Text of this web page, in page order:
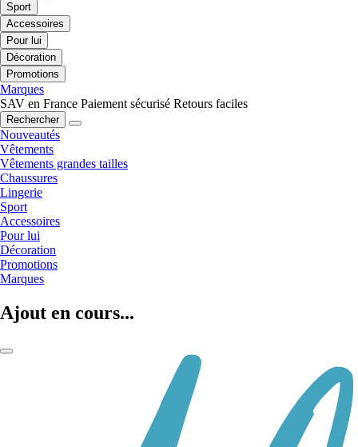
Sport
Accessoires
Pour lui
Décoration
Promotions
Marques
SAV en France Paiement sécurisé Retours faciles
Rechercher
Nouveautés
Vêtements
Vêtements grandes tailles
Chaussures
Lingerie
Sport
Accessoires
Pour lui
Décoration
Promotions
Marques
Ajout en cours...